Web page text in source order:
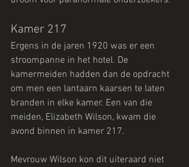
Kamer 217
Ergens in de jaren 1920 was er een
stroompanne in het hotel. De
kamermeiden hadden dan de opdracht
om men een lantaarn kaarsen te laten
branden in elke kamer. Een van die
meiden, Elizabeth Wilson, kwam die
avond binnen in kamer 217.
Mevrouw Wilson kon dit uiteraard niet